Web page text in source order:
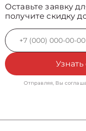
Оставьте заявку
получите скидку
Отправляя, Вы